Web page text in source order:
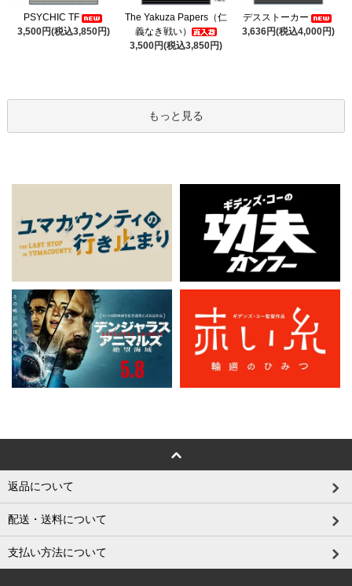
PSYCHIC TF
3,500円(税込3,850円)
The Yakuza Papers（仁
義なき戦い）
3,500円(税込3,850円)
デスストーカー
3,636円(税込4,000円)
もっと見る
返品について
配送・送料について
支払い方法について